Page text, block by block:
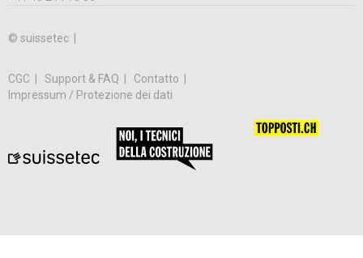
© suissetec |
CGC Support & FAQ
Contatto
Impressum / Protezione dei dati